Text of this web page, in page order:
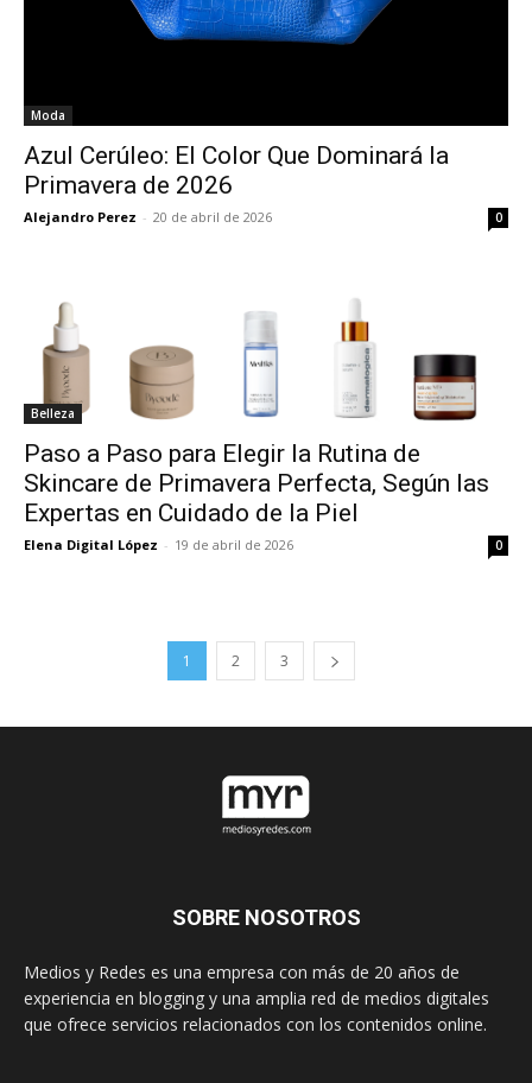
Moda
Azul Cerúleo: El Color Que Dominará la
Primavera de 2026
Alejandro Perez - 20 de abril de 2026 0
Belleza
Paso a Paso para Elegir la Rutina de
Skincare de Primavera Perfecta, Según las
Expertas en Cuidado de la Piel
Elena Digital López - 19 de abril de 2026 0
1 2 3
SOBRE NOSOTROS
Medios y Redes es una empresa con más de 20 años de
experiencia en blogging y una amplia red de medios digitales
que ofrece servicios relacionados con los contenidos online.